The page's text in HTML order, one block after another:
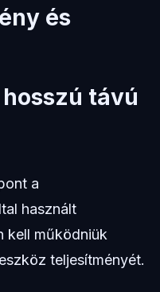
és
távú
a
használt
kell működniük
teljesítményét.